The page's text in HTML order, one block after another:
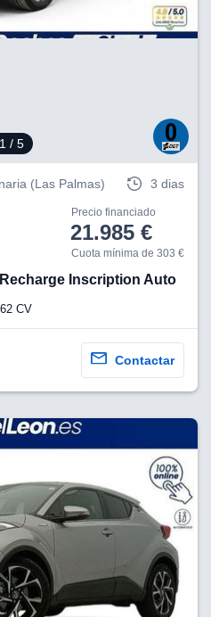
1 / 5
(Las Palmas) 3 dias
Precio financiado
21.985 €
Cuota mínima de 303 €
Inscription Auto
CV
Contactar